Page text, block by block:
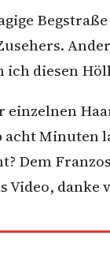
diesen
Minuten
Dem
danke